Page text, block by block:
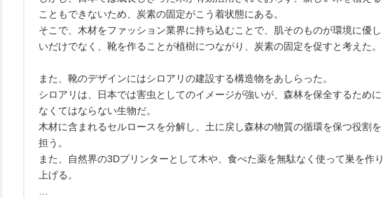
こともできないため、炭素の固定がこう着状態にある。
そこで、木材をファッション業界に持ち込むことで、肌そのものが環境に優し
いだけでなく、靴を作ることが植樹につながり、炭素の固定を促すと考えた。
また、靴のデザインにはシロアリの建設する構造物をあしらった。
シロアリは、日本では害虫としてのイメージが強いが、森林を保全するために
なくてはならない生物だ。
木材に含まれるセルロースを分解し、土に戻し森林の物質の循環を保つ役割を
担う。
また、自然界の3Dプリンターとして木や、食べた薬を無駄なく使って巣を作り
上げる。